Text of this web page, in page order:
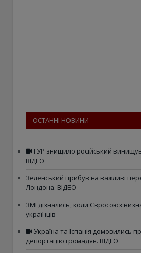
ОСТАННІ НОВИНИ
ГУР знищило російський
ВІДЕО
Зеленський прибув на важливі
Лондона. ВІДЕО
ЗМІ дізнались, коли Євросоюз
українців
Україна та Іспанія домовились
депортацію громадян. ВІДЕО